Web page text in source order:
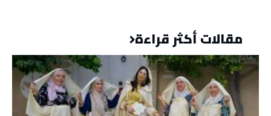
مقالات أكثر قراءة